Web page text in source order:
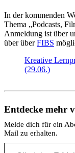
In der kommenden
Thema „Podcasts,
Anmeldung ist über
über überFIBS
Kreative
(29.06.)
Entdecke mehr
Melde dich für ein
Mail zu erhalten.
Gib deine E-Mail-Adresse ein ...